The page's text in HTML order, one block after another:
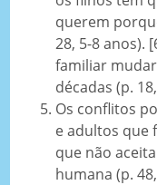
querem
28, 5-8 anos).
familiar
décadas (p.
Os conflitos
e adultos que
que não
humana (p.